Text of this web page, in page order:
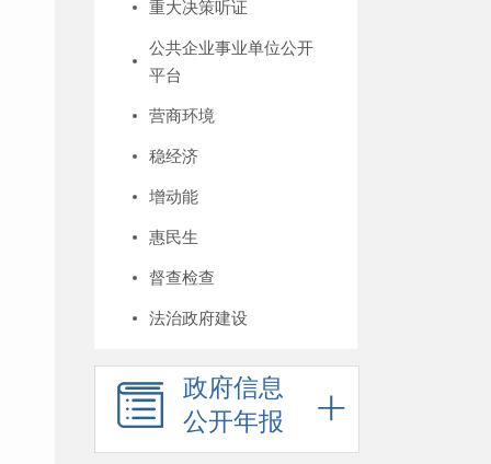
重大决策听证
公共企业事业单位公开
平台
营商环境
稳经济
增动能
惠民生
督查检查
法治政府建设
政府信息
公开年报